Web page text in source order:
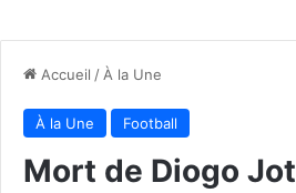
Accueil / À la Une
À la Une Football
Mort de Diogo